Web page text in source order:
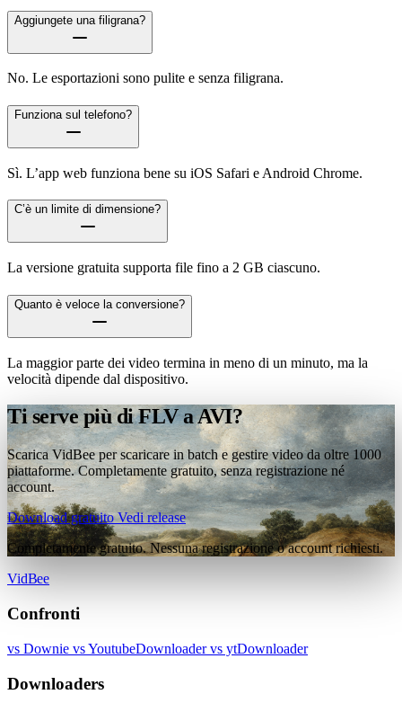
Aggiungete una filigrana?
No. Le esportazioni sono pulite e senza filigrana.
Funziona sul telefono?
Sì. L’app web funziona bene su iOS Safari e Android Chrome.
C’è un limite di dimensione?
La versione gratuita supporta file fino a 2 GB ciascuno.
Quanto è veloce la conversione?
La maggior parte dei video termina in meno di un minuto, ma la
velocità dipende dal dispositivo.
Ti serve più di FLV a AVI?
Scarica VidBee per scaricare in batch e gestire video da oltre 1000
piattaforme. Completamente gratuito, senza registrazione né
account.
Download gratuitoVedi release
Completamente gratuito. Nessuna registrazione o account richiesti.
VidBee
Confronti
vs Downie vs YoutubeDownloadervs ytDownloader
Downloaders